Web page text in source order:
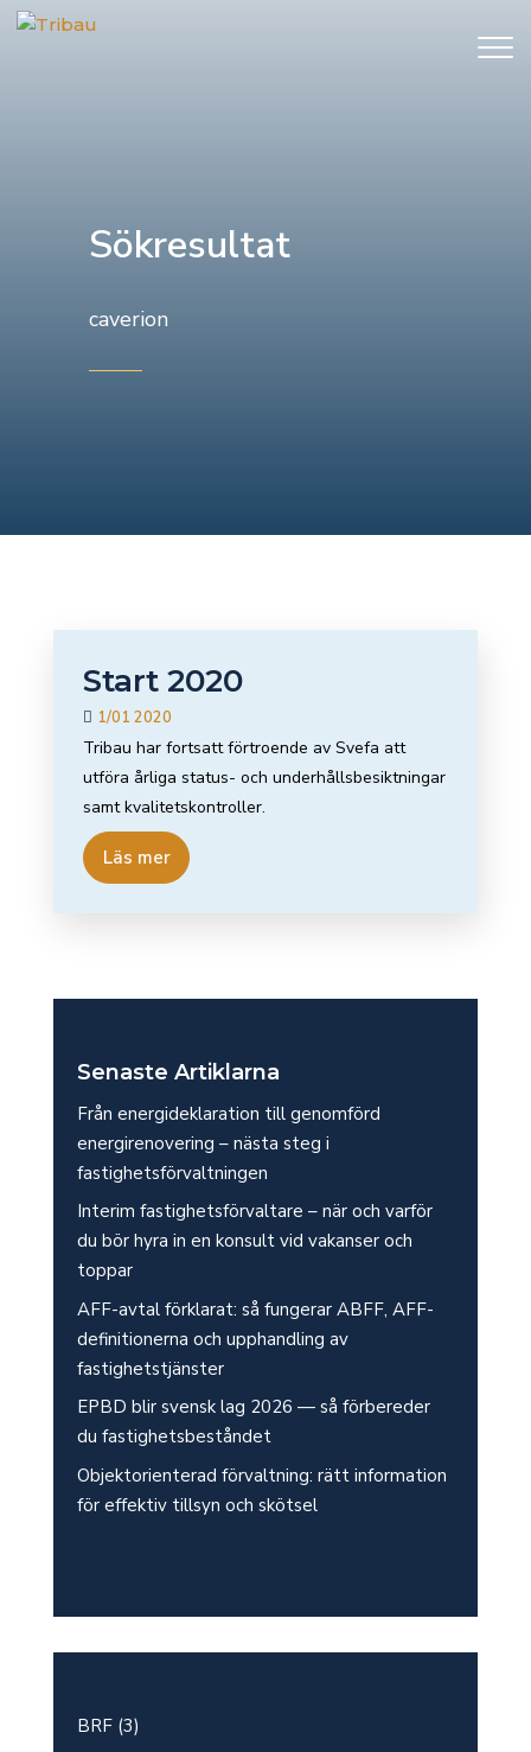
Sökresultat
caverion
Start 2020
1/01 2020
Tribau har fortsatt förtroende av Svefa att
utföra årliga status- och underhållsbesiktningar
samt kvalitetskontroller.
Läs mer
Senaste Artiklarna
Från energideklaration till genomförd
energirenovering – nästa steg i
fastighetsförvaltningen
Interim fastighetsförvaltare – när och varför
du bör hyra in en konsult vid vakanser och
toppar
AFF-avtal förklarat: så fungerar ABFF, AFF-
definitionerna och upphandling av
fastighetstjänster
EPBD blir svensk lag 2026 — så förbereder
du fastighetsbeståndet
Objektorienterad förvaltning: rätt information
för effektiv tillsyn och skötsel
BRF(3)